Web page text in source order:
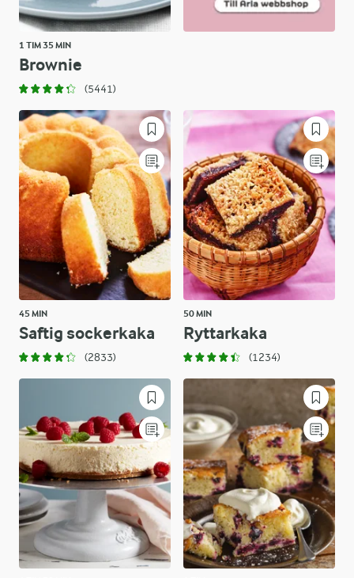
1 TIM 35 MIN
Brownie
(5441)
45 MIN
Saftig sockerkaka
(2833)
50 MIN
Ryttarkaka
(1234)